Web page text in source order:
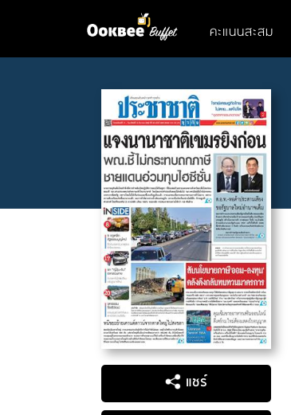
คะแนนสะสม
แชร์